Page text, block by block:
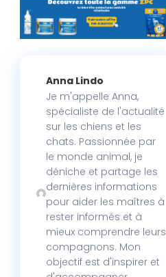
Anna Lindo
Je m'appelle Anna,
spécialiste de l'actualité
sur les chiens et les
chats. Passionnée par
le monde animal, je
déniche et partage les
dernières informations
pour aider les maîtres à
rester informés et à
mieux comprendre leurs
compagnons. Mon
objectif est d'inspirer et